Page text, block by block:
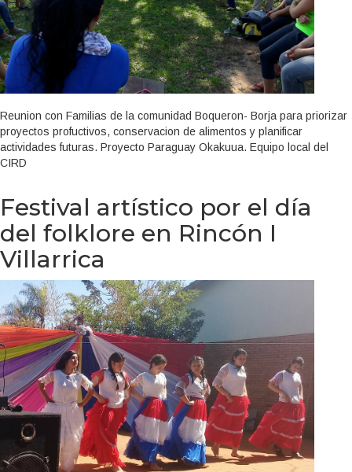
Reunion con Familias de la comunidad Boqueron- Borja para priorizar
proyectos profuctivos, conservacion de alimentos y planificar
actividades futuras. Proyecto Paraguay Okakuua. Equipo local del
CIRD
Festival artístico por el día
del folklore en Rincón I
Villarrica